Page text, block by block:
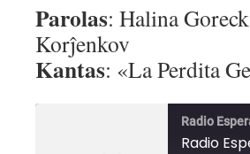
Parolas: Halina
Korĵenkov
Kantas: «La Perdita
Radio
Radio